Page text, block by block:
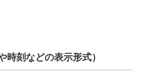
時刻などの表示形式）